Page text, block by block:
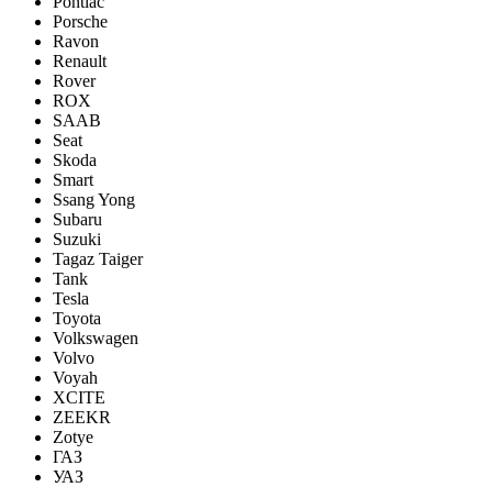
Porsсhe
Ravon
Renault
Rover
ROX
SAAB
Seat
Skoda
Smart
Ssang Yong
Subaru
Suzuki
Tagaz Taiger
Tank
Tesla
Toyota
Volkswagen
Volvo
Voyah
XCITE
ZEEKR
Zotye
ГАЗ
УАЗ